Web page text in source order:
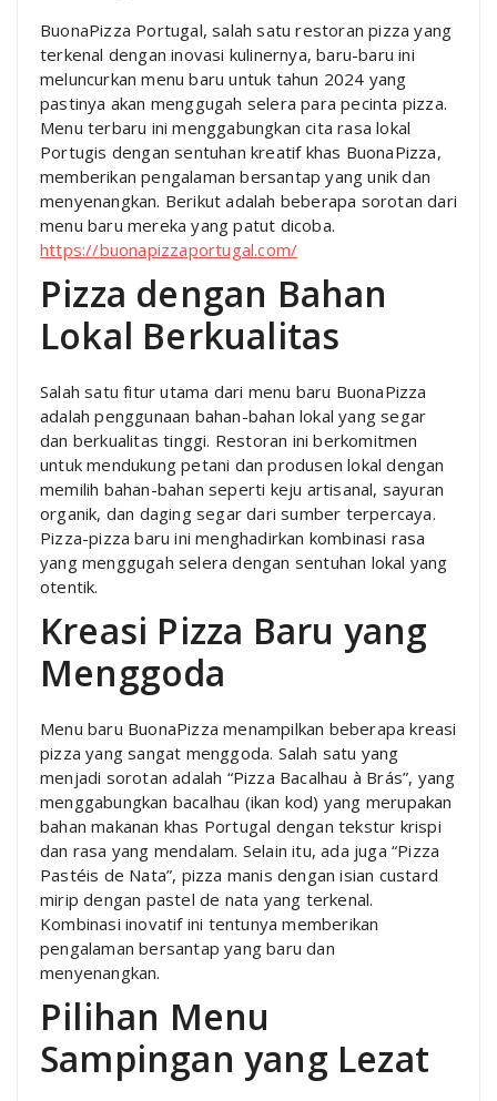
BuonaPizza Portugal, salah satu restoran pizza yang
terkenal dengan inovasi kulinernya, baru-baru ini
meluncurkan menu baru untuk tahun 2024 yang
pastinya akan menggugah selera para pecinta pizza.
Menu terbaru ini menggabungkan cita rasa lokal
Portugis dengan sentuhan kreatif khas BuonaPizza,
memberikan pengalaman bersantap yang unik dan
menyenangkan. Berikut adalah beberapa sorotan dari
menu baru mereka yang patut dicoba.
https://buonapizzaportugal.com/
Pizza dengan Bahan
Lokal Berkualitas
Salah satu fitur utama dari menu baru BuonaPizza
adalah penggunaan bahan-bahan lokal yang segar
dan berkualitas tinggi. Restoran ini berkomitmen
untuk mendukung petani dan produsen lokal dengan
memilih bahan-bahan seperti keju artisanal, sayuran
organik, dan daging segar dari sumber terpercaya.
Pizza-pizza baru ini menghadirkan kombinasi rasa
yang menggugah selera dengan sentuhan lokal yang
otentik.
Kreasi Pizza Baru yang
Menggoda
Menu baru BuonaPizza menampilkan beberapa kreasi
pizza yang sangat menggoda. Salah satu yang
menjadi sorotan adalah “Pizza Bacalhau à Brás”, yang
menggabungkan bacalhau (ikan kod) yang merupakan
bahan makanan khas Portugal dengan tekstur krispi
dan rasa yang mendalam. Selain itu, ada juga “Pizza
Pastéis de Nata”, pizza manis dengan isian custard
mirip dengan pastel de nata yang terkenal.
Kombinasi inovatif ini tentunya memberikan
pengalaman bersantap yang baru dan
menyenangkan.
Pilihan Menu
Sampingan yang Lezat